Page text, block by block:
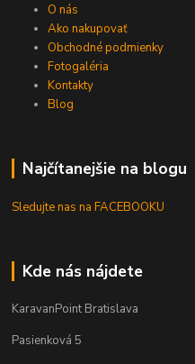
O nás
Ako nakupovať
Obchodné podmienky
Fotogaléria
Kontakty
Blog
Najčítanejšie na blogu
Sledujte nas na FACEBOOKU
Kde nás nájdete
KaravanPoint Bratislava
Pasienková 5